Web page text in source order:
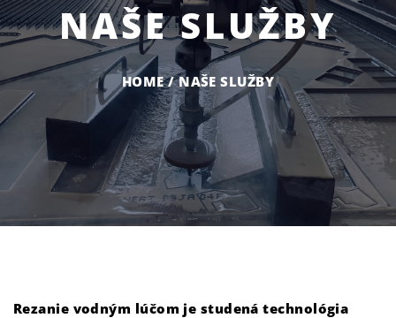
NAŠE SLUŽBY
HOME/NAŠE SLUŽBY
Rezanie vodným lúčom je studená technológia